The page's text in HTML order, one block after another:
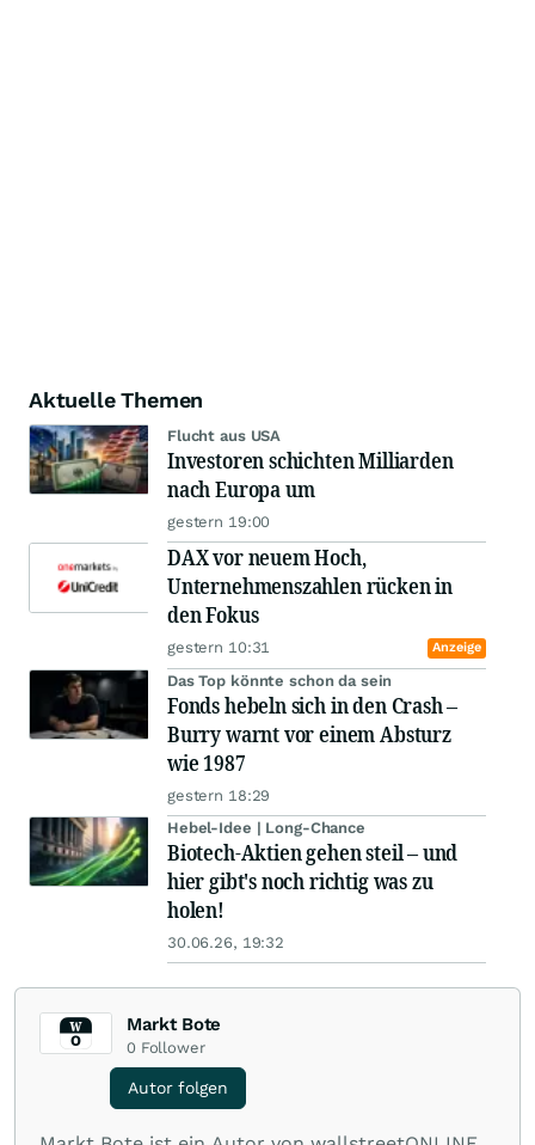
Aktuelle Themen
Flucht aus USA
Investoren schichten Milliarden
nach Europa um
gestern 19:00
DAX vor neuem Hoch,
Unternehmenszahlen rücken in
den Fokus
gestern 10:31 Anzeige
Das Top könnte schon da sein
Fonds hebeln sich in den Crash –
Burry warnt vor einem Absturz
wie 1987
gestern 18:29
Hebel-Idee | Long-Chance
Biotech-Aktien gehen steil – und
hier gibt's noch richtig was zu
holen!
30.06.26, 19:32
Markt Bote
0 Follower
Autor folgen